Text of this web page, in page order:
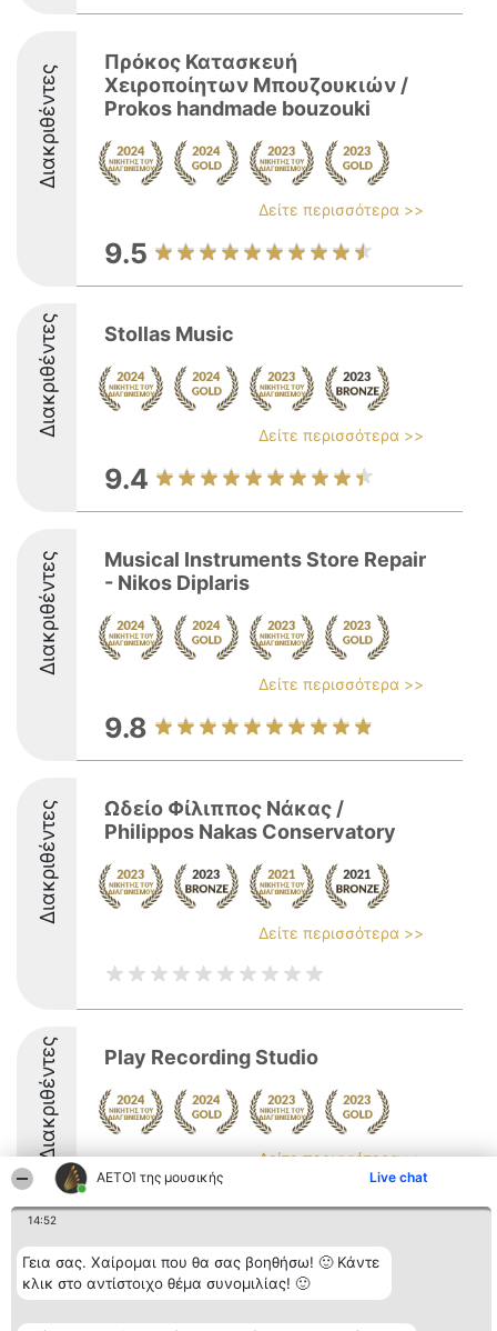
ΑΕΤΟΊ της μουσικής Live chat
14:52
Γεια σας. Χαίρομαι που θα σας βοηθήσω! 🙂 Κάντε
κλικ στο αντίστοιχο θέμα συνομιλίας! 🙂
Διακριθέντες
Πρόκος Κατασκευή
Χειροποίητων Μπουζουκιών /
Prokos handmade bouzouki
Δείτε περισσότερα >>
9.5
Διακριθέντες Stollas Music
Δείτε περισσότερα >>
9.4
Διακριθέντες
Musical Instruments Store Repair
- Nikos Diplaris
Δείτε περισσότερα >>
9.8
Διακριθέντες
Ωδείο Φίλιππος Νάκας /
Philippos Nakas Conservatory
Δείτε περισσότερα >>
Διακριθέντες Play Recording Studio
Δείτε περισσότερα >>
9.7
Διοργανωτής της
κατάταξης
Μονοπρόσωπη ΙΚΕ
Κατάταξη
Διακριθέντες
Επικοινωνία